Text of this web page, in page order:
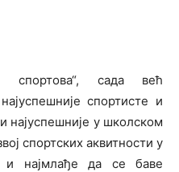
спортова“, сада већ
спортисте и
најуспешније у школском
спортских аквитности у
и најмлађе да се баве